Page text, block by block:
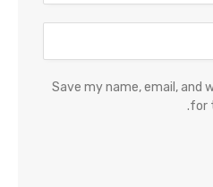
Save my name, email, and
for